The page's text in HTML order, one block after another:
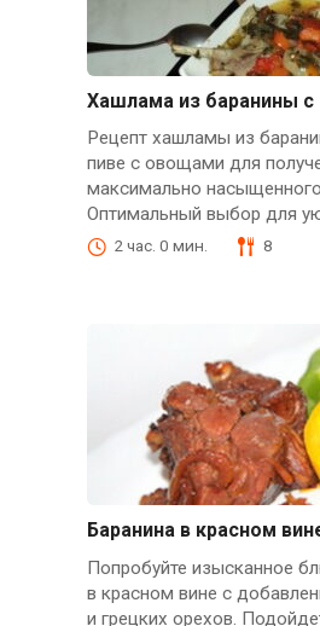
Хашлама из баранины
Рецепт хашламы из
пиве с овощами для
максимально
Оптимальный выбор для
2 час. 0 мин. 8
Баранина в красном
Попробуйте изысканное
в красном вине с
и грецких орехов.